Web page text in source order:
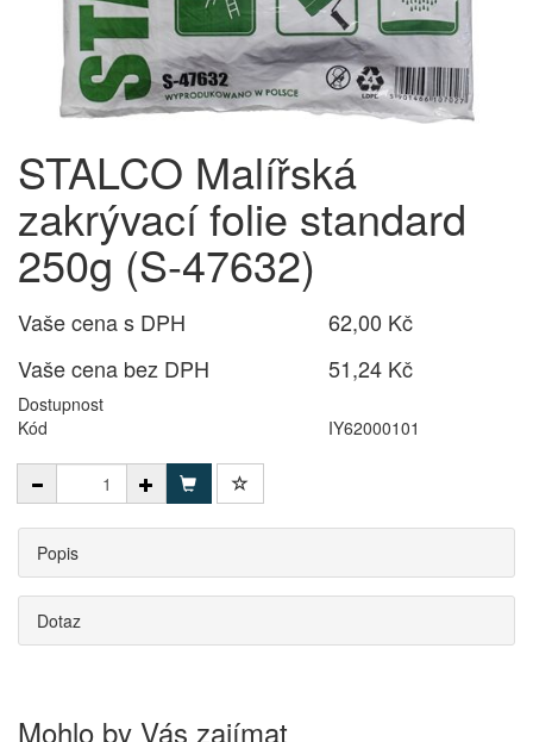
STALCO Malířská
zakrývací folie standard
250g (S-47632)
Vaše cena s DPH
62,00 Kč
Vaše cena bez DPH
51,24 Kč
Dostupnost
Kód
IY62000101
Popis
Dotaz
Mohlo by Vás zajímat